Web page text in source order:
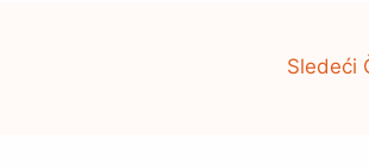
Sledeći